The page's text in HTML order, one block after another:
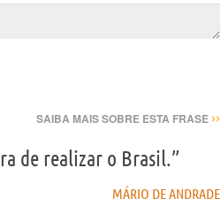
SAIBA MAIS SOBRE ESTA FRASE ››
de realizar o Brasil.”
MÁRIO DE ANDRADE